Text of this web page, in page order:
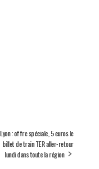
Lyon : offre spéciale, 5 euros le
billet de train TER aller-retour
lundi dans toute la région